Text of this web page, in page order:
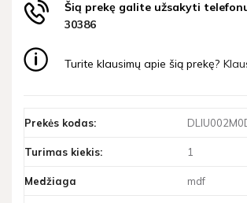
Šią prekę galite užsakyti
30386
Turite klausimų apie šią prekę?
Prekės kodas:
Turimas kiekis: 1
Medžiaga mdf